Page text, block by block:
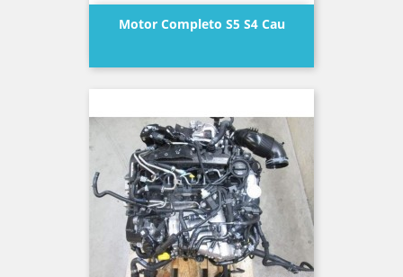
Motor Completo S5 S4 Cau